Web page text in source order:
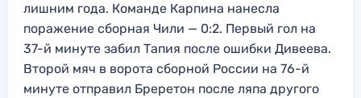
лишним года. Команде Карпина нанесла
поражение сборная Чили — 0:2. Первый гол на
37-й минуте забил Тапия после ошибки Дивеева.
Второй мяч в ворота сборной России на 76-й
минуте отправил Бреретон после ляпа другого